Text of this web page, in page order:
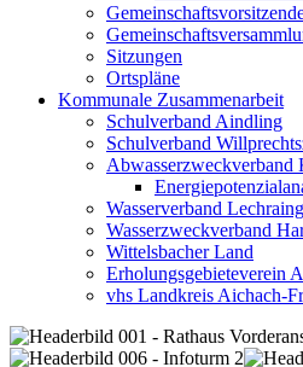
Sitzungen
Ortspläne
Kommunale Zusammenarbeit
Schulverband Aindling
Schulverband
Abwasserzweckverband
Wasserverband
Wasserzweckverband
Wittelsbacher Land
Erholungsgebieteverein
vhs Landkreis Aichach-